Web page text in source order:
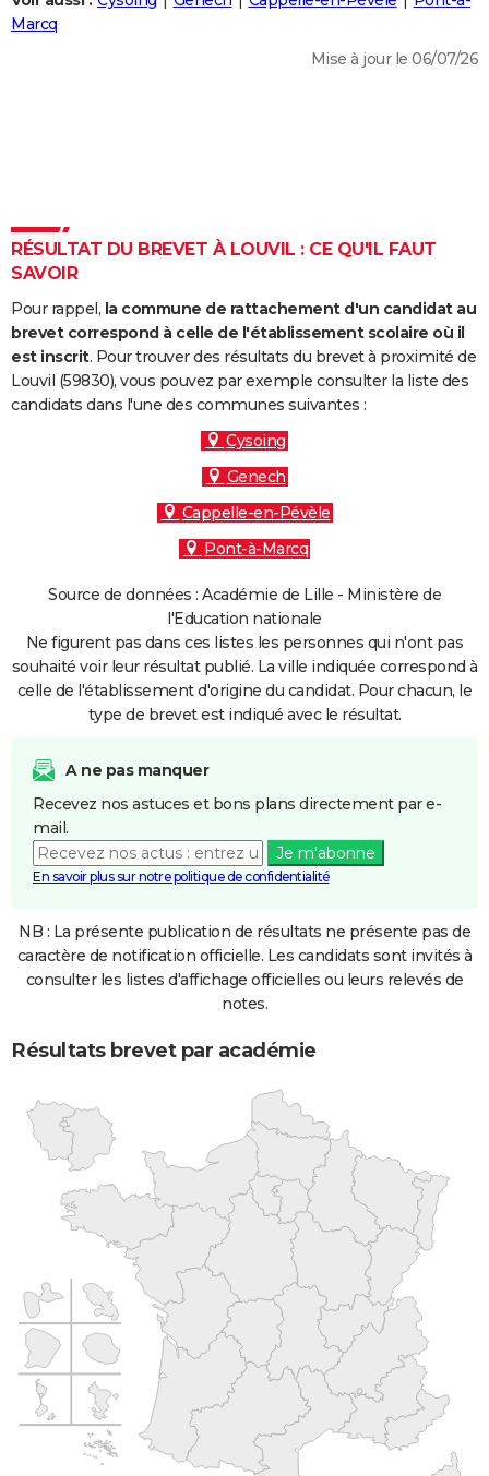
Destinations
City break
Voyage nature
Voyage de noces
Forum
Climat
+
PHOTO
Dictionnaire
Biographies
Citations
Expressions
Proverbes
PROGRAMME TV
S'inscrire
Se connecter
Lycées
Collèges
Primaires
Universités
Entreprises
Service militaire
Avis de recherche
AVIS DE DÉCÈS
FORUM
Marcq
Mise à jour le 06/07/26
RÉSULTAT DU BREVET À LOUVIL : CE QU'IL FAUT
SAVOIR
Pour rappel, la commune de rattachement d'un candidat au
brevet correspond à celle de l'établissement scolaire où il
est inscrit. Pour trouver des résultats du brevet à proximité de
Louvil (59830), vous pouvez par exemple consulter la liste des
candidats dans l'une des communes suivantes :
Cysoing
Genech
Cappelle-en-Pévèle
Pont-à-Marcq
Source de données : Académie de Lille - Ministère de
l'Education nationale
Ne figurent pas dans ces listes les personnes qui n'ont pas
souhaité voir leur résultat publié. La ville indiquée correspond à
celle de l'établissement d'origine du candidat. Pour chacun, le
type de brevet est indiqué avec le résultat.
A ne pas manquer
Recevez nos astuces et bons plans directement par e-
mail.
Je m'abonne
En savoir plus sur notre politique de confidentialité
NB : La présente publication de résultats ne présente pas de
caractère de notification officielle. Les candidats sont invités à
consulter les listes d'affichage officielles ou leurs relevés de
notes.
Résultats brevet par académie